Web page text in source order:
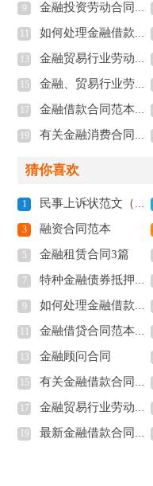
9 金融投资劳动合同范本
如何处理金融借款合同纠纷
13 金融贸易行业劳动合同书
15 金融、贸易行业劳动合同
17 金融借款合同范本及分析
19 有关金融消费合同格式条款问题探讨对青海金融机构的调研论文
猜你喜欢
1 民事上诉状范文（金融借款合同纠纷）
3 融资合同范本
5 金融租赁合同3篇
7 特种金融债券抵押合同
9 如何处理金融借款合同纠纷
金融借贷合同范本（中英文对照）
13 金融顾问合同
15 有关金融借款合同范本
17 金融贸易行业劳动合同书
19 最新金融借款合同范本